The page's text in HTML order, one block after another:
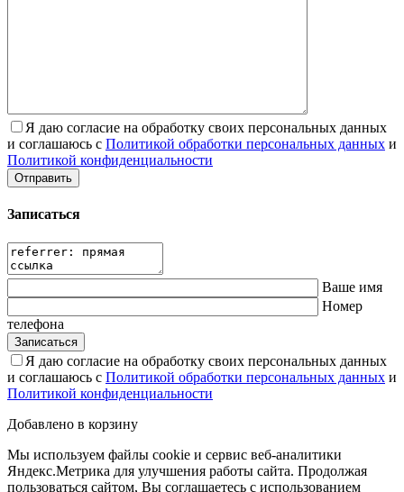
Я даю согласие на обработку своих персональных данных
и соглашаюсь с Политикой обработки персональных данных и
Политикой конфиденциальности
Записаться
Ваше имя
Номер
телефона
Я даю согласие на обработку своих персональных данных
и соглашаюсь с Политикой обработки персональных данных и
Политикой конфиденциальности
Добавлено в корзину
Мы используем файлы cookie и сервис веб-аналитики
Яндекс.Метрика для улучшения работы сайта. Продолжая
пользоваться сайтом, Вы соглашаетесь с использованием